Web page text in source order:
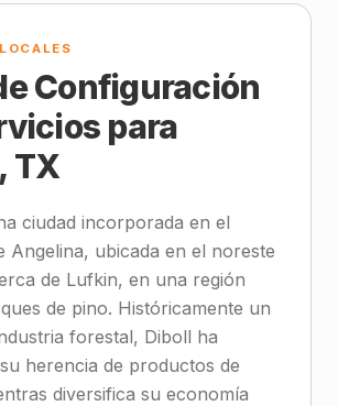
Configuración
para
TX
ciudad incorporada en el
Angelina, ubicada en el noreste
de Lufkin, en una región
de pino. Históricamente un
forestal, Diboll ha
herencia de productos de
diversifica su economía